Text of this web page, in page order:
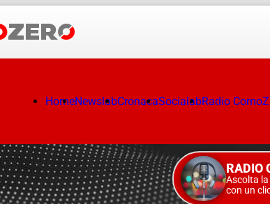
HomeNewslabCronacaSocialabRadio
RADIO
Ascolta
con un